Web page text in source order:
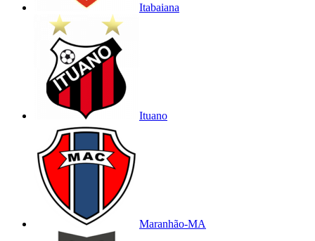
Itabaiana
Ituano
Maranhão-MA